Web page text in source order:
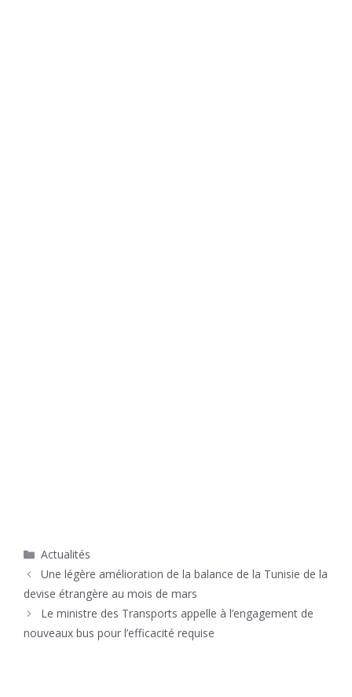
Catégories
Actualités
Une légère amélioration de la balance de la Tunisie de la
devise étrangère au mois de mars
Le ministre des Transports appelle à l’engagement de
nouveaux bus pour l’efficacité requise